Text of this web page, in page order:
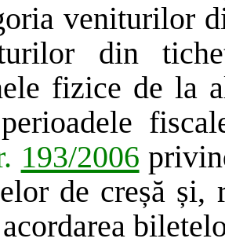
veniturilor
din
fizice de la
193/2006
de creșă și,